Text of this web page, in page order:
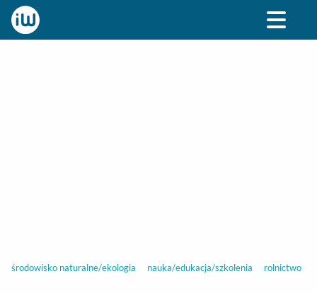
środowisko naturalne/ekologia nauka/edukacja/szkolenia rolnictwo